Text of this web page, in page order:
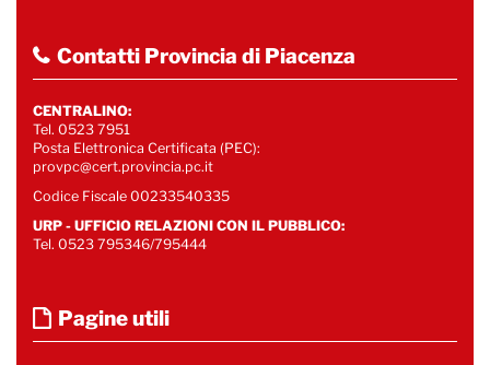
Contatti Provincia di Piacenza
CENTRALINO:
Tel. 0523 7951
Posta Elettronica Certificata (PEC):
provpc@cert.provincia.pc.it
Codice Fiscale 00233540335
URP - UFFICIO RELAZIONI CON IL PUBBLICO:
Tel. 0523 795346/795444
Pagine utili